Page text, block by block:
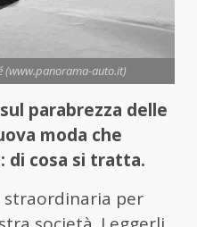
(www.panorama-auto.it)
parabrezza delle
moda che
di cosa si tratta.
straordinaria per